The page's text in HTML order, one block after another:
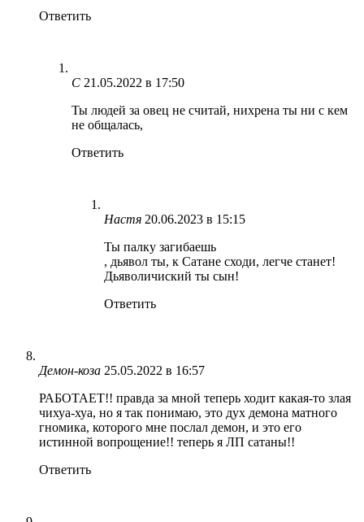
Ответить
C 21.05.2022 в 17:50
Ты людей за овец не считай, нихрена ты ни с кем
не общалась,
Ответить
Настя 20.06.2023 в 15:15
Ты палку загибаешь
, дьявол ты, к Сатане сходи, легче станет!
Дьяволичиский ты сын!
Ответить
Демон-коза 25.05.2022 в 16:57
РАБОТАЕТ!! правда за мной теперь ходит какая-то злая
чихуа-хуа, но я так понимаю, это дух демона матного
гномика, которого мне послал демон, и это его
истинной вопрощение!! теперь я ЛП сатаны!!
Ответить